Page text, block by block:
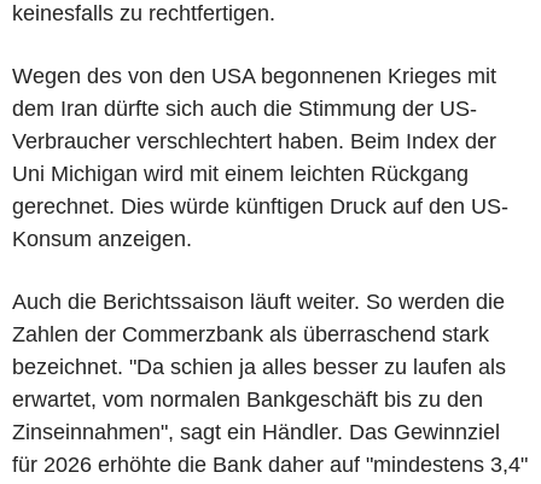
keinesfalls zu rechtfertigen.
Wegen des von den USA begonnenen Krieges mit
dem Iran dürfte sich auch die Stimmung der US-
Verbraucher verschlechtert haben. Beim Index der
Uni Michigan wird mit einem leichten Rückgang
gerechnet. Dies würde künftigen Druck auf den US-
Konsum anzeigen.
Auch die Berichtssaison läuft weiter. So werden die
Zahlen der Commerzbank als überraschend stark
bezeichnet. "Da schien ja alles besser zu laufen als
erwartet, vom normalen Bankgeschäft bis zu den
Zinseinnahmen", sagt ein Händler. Das Gewinnziel
für 2026 erhöhte die Bank daher auf "mindestens 3,4"